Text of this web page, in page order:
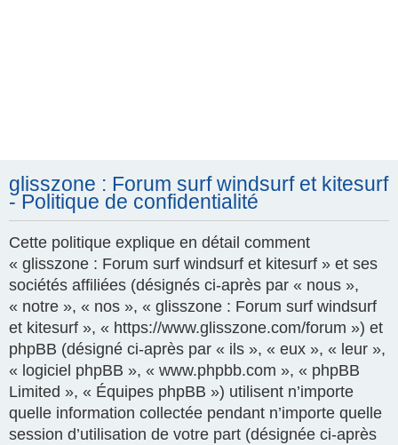
glisszone : Forum surf windsurf et kitesurf
- Politique de confidentialité
Cette politique explique en détail comment
« glisszone : Forum surf windsurf et kitesurf » et ses
sociétés affiliées (désignés ci-après par « nous »,
« notre », « nos », « glisszone : Forum surf windsurf
et kitesurf », « https://www.glisszone.com/forum ») et
phpBB (désigné ci-après par « ils », « eux », « leur »,
« logiciel phpBB », « www.phpbb.com », « phpBB
Limited », « Équipes phpBB ») utilisent n’importe
quelle information collectée pendant n’importe quelle
session d’utilisation de votre part (désignée ci-après